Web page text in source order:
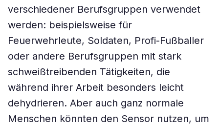
verschiedener Berufsgruppen verwendet
werden: beispielsweise für
Feuerwehrleute, Soldaten, Profi-Fußballer
oder andere Berufsgruppen mit stark
schweißtreibenden Tätigkeiten, die
während ihrer Arbeit besonders leicht
dehydrieren. Aber auch ganz normale
Menschen könnten den Sensor nutzen, um